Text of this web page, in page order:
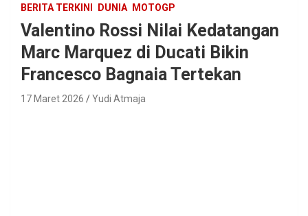
BERITA TERKINI DUNIA MOTOGP
Valentino Rossi Nilai Kedatangan
Marc Marquez di Ducati Bikin
Francesco Bagnaia Tertekan
17 Maret 2026 Yudi Atmaja